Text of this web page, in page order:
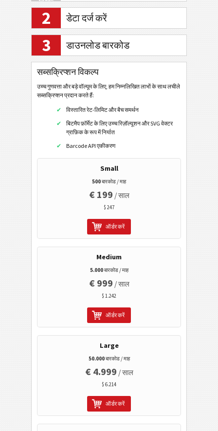
इलेक्ट्रॉनिक बैंकिंग/एसईपीए
मोबाइल टैगिंग
स्वास्थ्य सेवा
आईएसबीएन कोड
आईएसबीएन 13
आईएसबीएन 13 + 5 वर्ण
आईएसएमएन
आईएसएसएन
आईएसएसएन + 2 अंक
बिजनेस कार्ड
कैलेंडर कोड
वाई-फाई बारकोड
2 डेटा दर्ज करें
3 डाउनलोड बारकोड
सब्सक्रिप्शन विकल्प
उच्च गुणवत्ता और बड़े वॉल्यूम के लिए, हम निम्नलिखित लाभों के साथ लचीले
सब्सक्रिप्शन प्रदान करते हैं:
विस्तारित रेट-लिमिट और बैच समर्थन
बिटमैप फ़ॉर्मेट के लिए उच्च रिज़ॉल्यूशन और SVG वेक्टर
ग्राफ़िक के रूप में निर्यात
Barcode API एकीकरण
Small
500बारकोड / माह
€ 199 / साल
$ 247
ऑर्डर करें
Medium
5.000बारकोड / माह
€ 999 / साल
$ 1.242
ऑर्डर करें
Large
50.000बारकोड / माह
€ 4.999 / साल
$ 6.214
ऑर्डर करें